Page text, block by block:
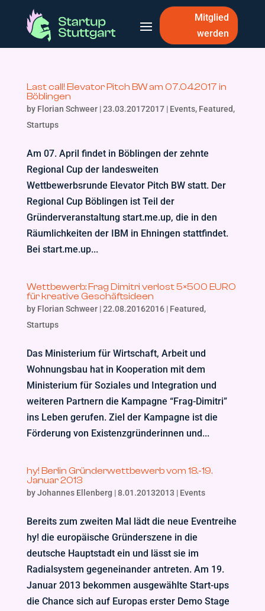
Mitglied
werden
Last call! Elevator Pitch BW am 07.04.2017 in
Böblingen
by Florian Schweer|23.03.20172017| Events, Featured,
Startups
Am 07. April findet in Böblingen der zehnte
Regional Cup der landesweiten
Wettbewerbsrunde Elevator Pitch BW statt. Der
Regional Cup Böblingen ist Teil der
Gründerveranstaltung start.me.up, die in den
Räumlichkeiten der IBM in Ehningen stattfindet.
Bei start.me.up...
Wettbewerb: Frag Dimitri verlost 5×500 EURO
für kreative Geschäftsideen
by Florian Schweer|22.08.20162016| Featured,
Startups
Das Ministerium für Wirtschaft, Arbeit und
Wohnungsbau hat in Kooperation mit dem
Ministerium für Soziales und Integration und
weiteren Partnern die Kampagne “Frag-Dimitri”
ins Leben gerufen. Ziel der Kampagne ist die
Förderung von Existenzgründerinnen und...
hy! Berlin Gründerwettbewerb vom 18.-19.
Januar 2013
byJohannes Ellenberg |8.01.20132013 | Events
Bereits zum zweiten Mal lädt die neue Eventreihe
hy! die europäische Gründerszene in die
deutsche Hauptstadt ein und lässt sie im
Radialsystem gegeneinander antreten. Am 19.
Januar 2013 bekommen ausgewählte Start-ups
die Chance sich auf Europas erster Demo Stage